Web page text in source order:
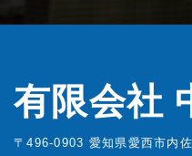
有限会社
〒496-0903 愛知県愛西市内